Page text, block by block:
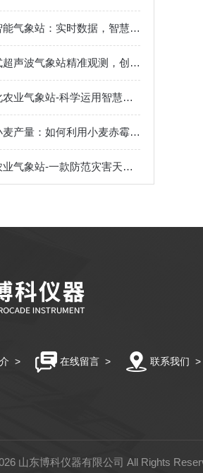
小型智能气象站：实时数据，智慧气象新选择
一体式超声波气象站精准观测，创造智慧气象
一体化农业气象站-科学运用智慧气象2023已更新（热点|要闻）
提高小麦产量：如何利用小麦赤霉病监测站防控病害？
设施农业气象站-一款防范灾害天气发生的农业气象站
> 在线留言 > 联系我们 >
山东博科仪器有限公司 All Rights